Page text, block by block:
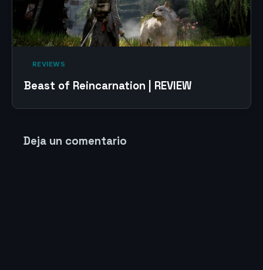
‎ REVIEWS‎
Beast of Reincarnation | REVIEW
Deja un comentario